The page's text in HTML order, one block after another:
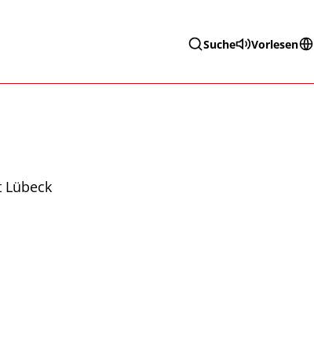
Suche Vorlesen